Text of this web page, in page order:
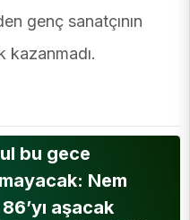
genç sanatçının
kazanmadı.
bu gece
Nem
aşacak